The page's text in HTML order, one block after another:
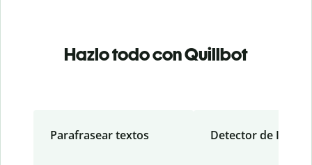
Hazlo todo con Quillbot
Parafrasear textos Detector de IA